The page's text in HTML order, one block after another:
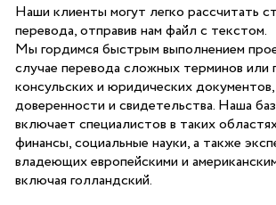
Наши клиенты могут легко рассчитать
перевода, отправив нам файл с текстом.
Мы гордимся быстрым выполнением
случае перевода сложных терминов или
консульских и юридических документов,
доверенности и свидетельства. Наша
включает специалистов в таких
финансы, социальные науки, а также
владеющих европейскими и
включая голландский.